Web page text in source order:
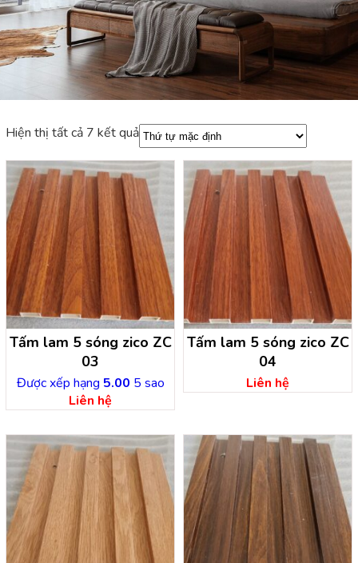
Hiện thị tất cả 7 kết quả
Tấm lam 5 sóng zico ZC
03
Được xếp hạng 5.00 5 sao
Liên hệ
Tấm lam 5 sóng zico ZC
04
Liên hệ